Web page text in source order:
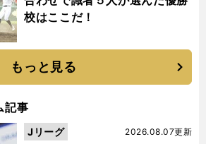
校はここだ！
もっと見る
記事
2026.08.07更新
Jリーグ